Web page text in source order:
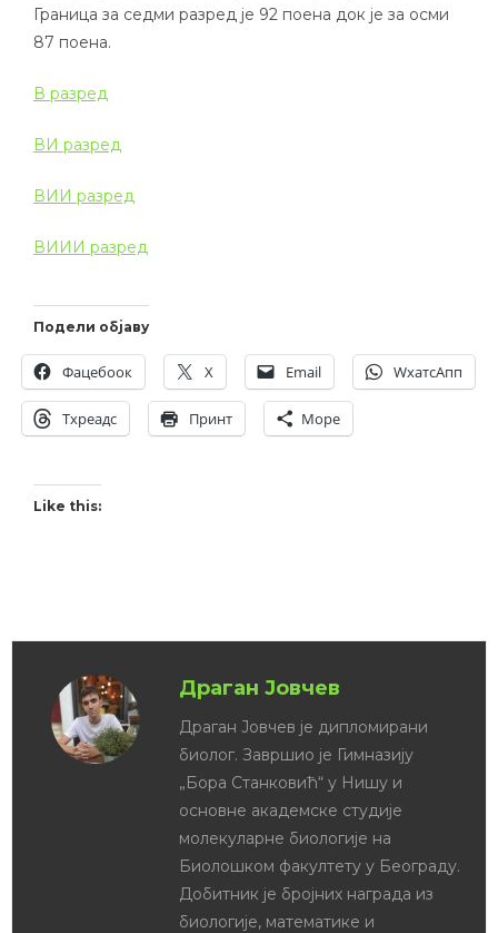
Граница за седми разред је 92 поена док је за осми
87 поена.
В разред
ВИ разред
ВИИ разред
ВИИИ разред
Подели објаву
Фацебоок X Email WхатсАпп
Тхреадс Принт Море
Like this:
Драган Јовчев
Драган Јовчев је дипломирани
биолог. Завршио је Гимназију
„Бора Станковић“ у Нишу и
основне академске студије
молекуларне биологије на
Биолошком факултету у Београду.
Добитник је бројних награда из
биологије, математике и